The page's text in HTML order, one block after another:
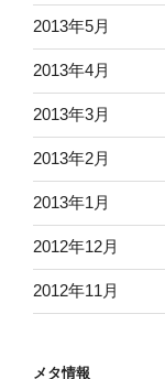
2013年5月
2013年4月
2013年3月
2013年2月
2013年1月
2012年12月
2012年11月
メタ情報